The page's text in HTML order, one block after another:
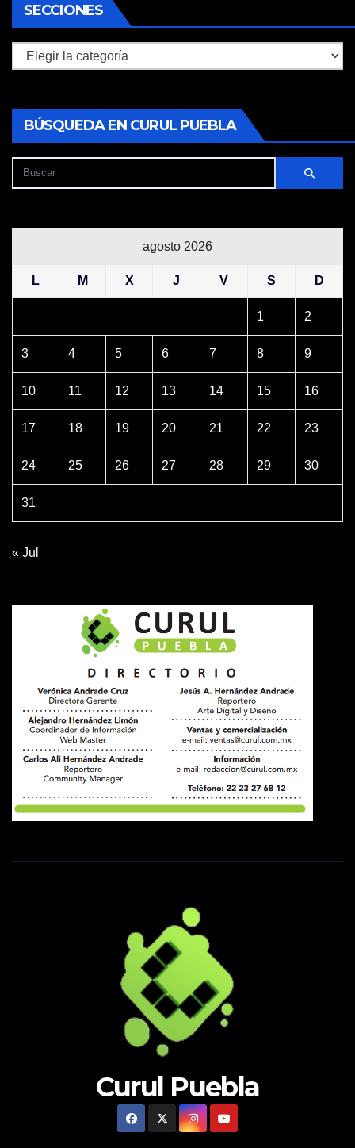
SECCIONES
Secciones
BÚSQUEDA EN CURUL PUEBLA
agosto 2026
L M X J V S D
1 2
3 4 5 6 7 8 9
10 11 12 13 14 15 16
17 18 19 20 21 22 23
24 25 26 27 28 29 30
31
« Jul
Curul Puebla